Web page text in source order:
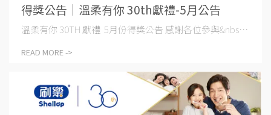
得獎公告│溫柔有你 30th獻禮-5月公告
溫柔有你 30TH 獻禮 5月份得獎公告 感謝各位參與&nbs⋯
READ MORE ->